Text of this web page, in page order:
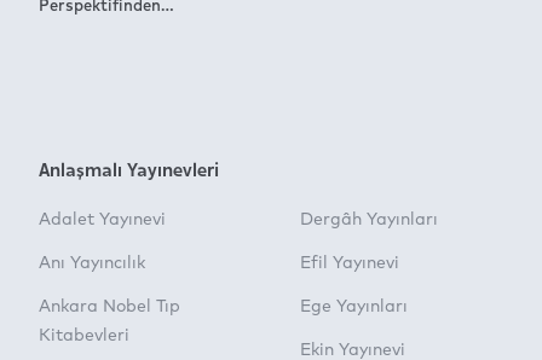
Perspektifinden
Anlaşmalı Yayınevleri
Adalet Yayınevi
Anı Yayıncılık
Ankara Nobel Tıp
Kitabevleri
Dergâh Yayınları
Efil Yayınevi
Ege Yayınları
Ekin Yayınevi